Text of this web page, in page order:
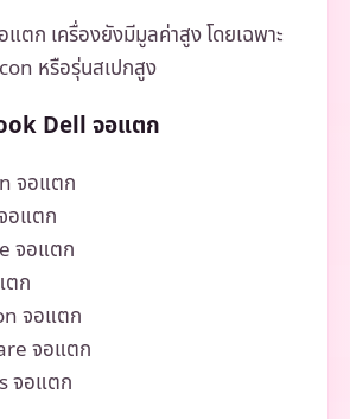
ตก เครื่องยังมีมูลค่าสูง โดยเฉพาะ
หรือรุ่นสเปกสูง
Dell จอแตก
จอแตก
อแตก
จอแตก
ตก
จอแตก
จอแตก
จอแตก